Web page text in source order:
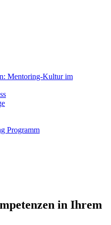
Mentoring-Kultur im
Programm
in Ihrem